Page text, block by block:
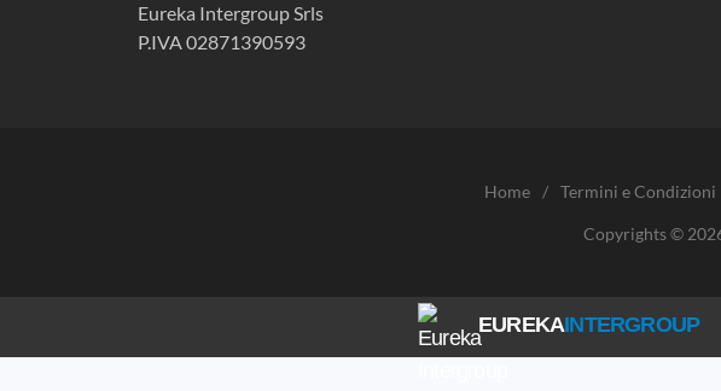
Eureka Intergroup Srls
P.IVA 02871390593
Home / Termini e Condizioni
Copyrights ©
EUREKAINTERGROUP